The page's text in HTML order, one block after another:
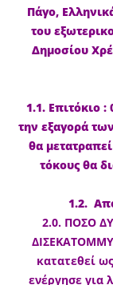
Πάγο,
του
Δημοσίου
1.1. Επιτόκιο
την εξαγορά
θα
τόκους θα
1.2.
2.0. ΠΟΣΟ
κατατεθεί
ενέργησε για